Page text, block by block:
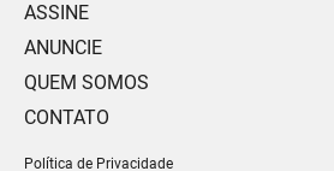
ASSINE
ANUNCIE
QUEM SOMOS
CONTATO
Política de Privacidade